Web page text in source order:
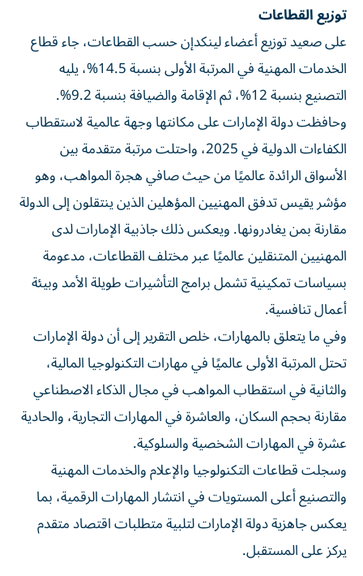
توزيع القطاعات
على صعيد توزيع أعضاء لينكدإن حسب القطاعات، جاء قطاع
الخدمات المهنية في المرتبة الأولى بنسبة 14.5%، يليه
التصنيع بنسبة 12%، ثم الإقامة والضيافة بنسبة 9.2%.
وحافظت دولة الإمارات على مكانتها وجهة عالمية لاستقطاب
الكفاءات الدولية في 2025، واحتلت مرتبة متقدمة بين
الأسواق الرائدة عالميًا من حيث صافي هجرة المواهب، وهو
مؤشر يقيس تدفق المهنيين المؤهلين الذين ينتقلون إلى الدولة
مقارنة بمن يغادرونها. ويعكس ذلك جاذبية الإمارات لدى
المهنيين المتنقلين عالميًا عبر مختلف القطاعات، مدعومة
بسياسات تمكينية تشمل برامج التأشيرات طويلة الأمد وبيئة
أعمال تنافسية.
وفي ما يتعلق بالمهارات، خلص التقرير إلى أن دولة الإمارات
تحتل المرتبة الأولى عالميًا في مهارات التكنولوجيا المالية،
والثانية في استقطاب المواهب في مجال الذكاء الاصطناعي
مقارنة بحجم السكان، والعاشرة في المهارات التجارية، والحادية
عشرة في المهارات الشخصية والسلوكية.
وسجلت قطاعات التكنولوجيا والإعلام والخدمات المهنية
والتصنيع أعلى المستويات في انتشار المهارات الرقمية، بما
يعكس جاهزية دولة الإمارات لتلبية متطلبات اقتصاد متقدم
يركز على المستقبل.